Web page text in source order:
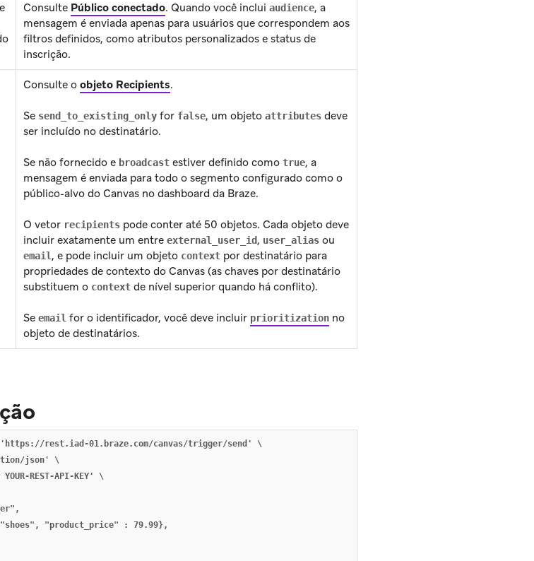
Consulte Público conectado. Quando você inclui audience, a
mensagem é enviada apenas para usuários que correspondem aos
filtros definidos, como atributos personalizados e status de
inscrição.
Consulte o objeto Recipients.
Se send_to_existing_only for false, um objeto attributes deve
ser incluído no destinatário.
Se não fornecido e broadcast estiver definido como true, a
mensagem é enviada para todo o segmento configurado como o
público-alvo do Canvas no dashboard da Braze.
O vetor recipients pode conter até 50 objetos. Cada objeto deve
incluir exatamente um entre external_user_id, user_alias ou
email, e pode incluir um objeto context por destinatário para
propriedades de contexto do Canvas (as chaves por destinatário
substituem o context de nível superior quando há conflito).
Se email for o identificador, você deve incluir prioritization no
objeto de destinatários.
rest.iad-01.braze.com/canvas/trigger/send' \
json' \
REST-API-KEY' \
"product_price" : 79.99},